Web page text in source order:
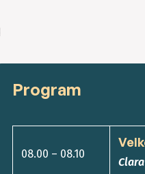
Program
08.00 – 08.10